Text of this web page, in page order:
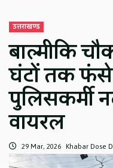
उत्तराखण्ड
बाल्मीकि
घंटों तक फंसे
पुलिसकर्मी
वायरल
29 Mar, 2026 Khabar Dose